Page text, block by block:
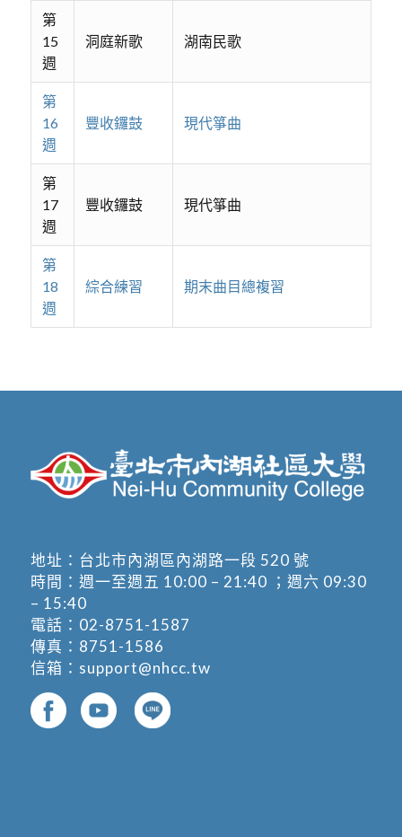
第
15
週
洞庭新歌 湖南民歌
第
16
週
豐收鑼鼓 現代箏曲
第
17
週
豐收鑼鼓 現代箏曲
第
18
週
綜合練習 期末曲目總複習
地址： 台北市內湖區內湖路一段 520 號
時間：週一至週五 10:00 – 21:40 ；週六 09:30
– 15:40
電話： 02-8751-1587
傳真：8751-1586
信箱： support@nhcc.tw